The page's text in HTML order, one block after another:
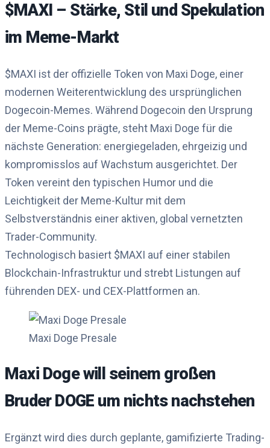
$MAXI – Stärke, Stil und Spekulation
im Meme-Markt
$MAXI ist der offizielle Token von Maxi Doge, einer
modernen Weiterentwicklung des ursprünglichen
Dogecoin-Memes. Während Dogecoin den Ursprung
der Meme-Coins prägte, steht Maxi Doge für die
nächste Generation: energiegeladen, ehrgeizig und
kompromisslos auf Wachstum ausgerichtet. Der
Token vereint den typischen Humor und die
Leichtigkeit der Meme-Kultur mit dem
Selbstverständnis einer aktiven, global vernetzten
Trader-Community.
Technologisch basiert $MAXI auf einer stabilen
Blockchain-Infrastruktur und strebt Listungen auf
führenden DEX- und CEX-Plattformen an.
Maxi Doge Presale
Maxi Doge will seinem großen
Bruder DOGE um nichts nachstehen
Ergänzt wird dies durch geplante, gamifizierte Trading-